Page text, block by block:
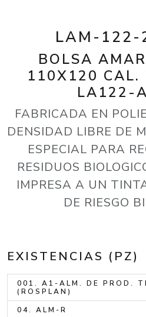
LAM-122-
BOLSA
110X120
LA122-
FABRICADA EN
DENSIDAD LIBRE DE
ESPECIAL PARA
RESIDUOS
IMPRESA A UN
DE RIESGO
EXISTENCIAS (PZ)
001. A1-ALM. DE PROD.
(ROSPLAN)
04. ALM-R